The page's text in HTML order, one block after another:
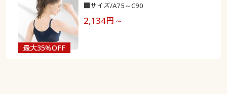
最大35%OFF
2,134円～
■サイズ/A75～C90